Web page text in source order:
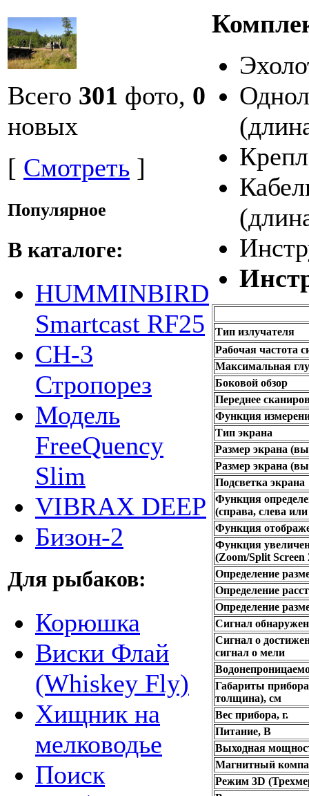
Всего 301 фото, 0
новых
[ Смотреть ]
Популярное
В каталоге:
HUMMINBIRD
Smartcast RF25
СН-3
Стропорез
Модель
FreeQuency
Slim
VIBRAX DEEP
Бизон-2
Для рыбаков:
Корюшка
Виски Флай
(Whiskey Fly)
Хищник на
мелководье
Поиск
Тип излучателя
Рабочая частота
Максимальная
Боковой обзор
Переднее
Функция
Тип экрана
Размер экрана
Размер экрана
Подсветка экрана
Функция
(справа, слева
Функция
Функция
(Zoom/Split Screen
Определение
Определение
Определение
Сигнал
Сигнал о
сигнал о мели
Габариты
толщина), см
Вес прибора, г.
Питание, В
Выходная
Магнитный
Режим 3D